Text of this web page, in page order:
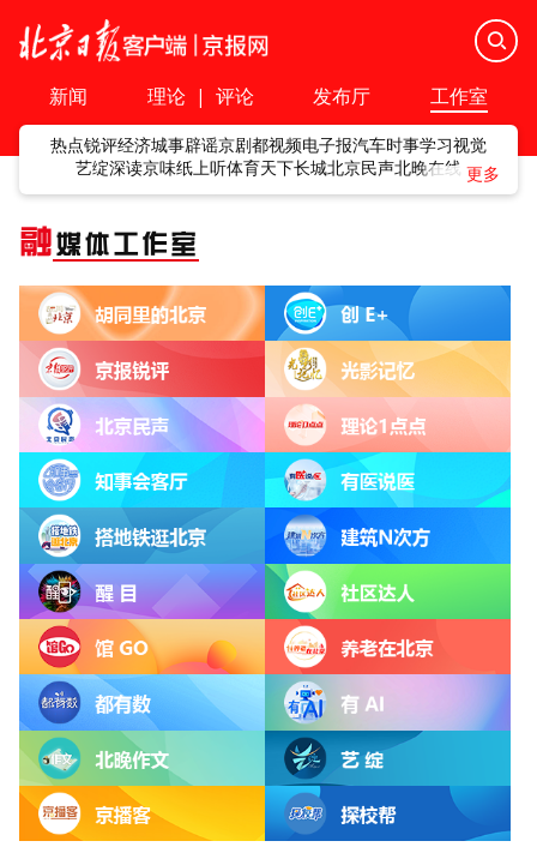
新闻 理论 | 评论 发布厅 工作室
热点锐评经济城事辟谣京剧都视频电子报汽车时事学习视觉
艺绽深读京味纸上听体育天下长城北京民声北晚在线
融媒体工作室